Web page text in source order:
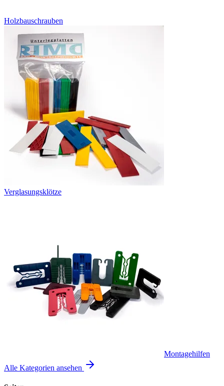
Holzbauschrauben
Verglasungsklötze
Montagehilfen
Alle Kategorien ansehen